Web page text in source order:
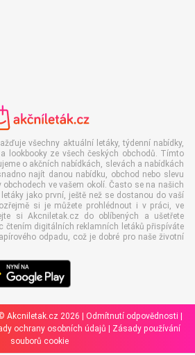
všechny aktuální letáky, týdenní nabídky,
lookbooky ze všech českých obchodů. Tímto
o akčních nabídkách, slevách a nabídkách
najít danou nabídku, obchod nebo slevu
obchodech ve vašem okolí. Často se na našich
jako první, ještě než se dostanou do vaší
si je můžete prohlédnout i v práci, ve
si Akcniletak.cz do oblíbených a ušetřete
čtením digitálních reklamních letáků přispíváte
odpadu, což je dobré pro naše životní
Akcniletak.cz 2026 | Odmítnutí odpovědnosti
ochrany osobních údajů
Zásady používání
souborů cookie